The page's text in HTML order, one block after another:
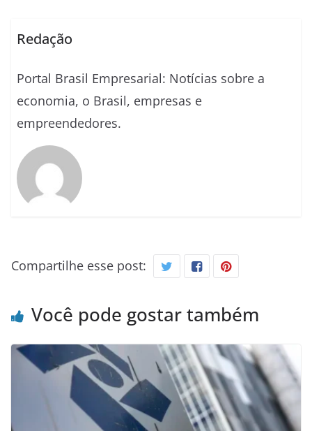
Redação
Portal Brasil Empresarial: Notícias sobre a
economia, o Brasil, empresas e
empreendedores.
Compartilhe esse post:
Você pode gostar também